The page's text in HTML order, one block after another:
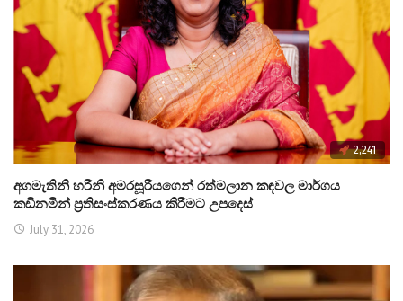
2,241
අගමැතිනි හරිනි අමරසූරියගෙන් රත්මලාන කඳවල මාර්ගය
කඩිනමින් ප්‍රතිසංස්කරණය කිරීමට උපදෙස්
July 31, 2026